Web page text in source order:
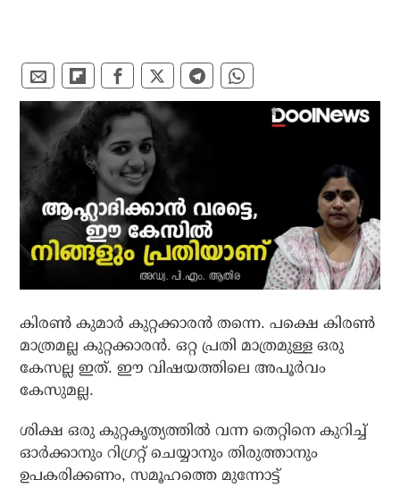
കിരണ്‍ കുമാര്‍ കുറ്റക്കാരന്‍ തന്നെ. പക്ഷെ കിരണ്‍
മാത്രമല്ല കുറ്റക്കാരന്‍. ഒറ്റ പ്രതി മാത്രമുള്ള ഒരു
കേസല്ല ഇത്. ഈ വിഷയത്തിലെ അപൂര്‍വം
കേസുമല്ല.
ശിക്ഷ ഒരു കുറ്റകൃത്യത്തില്‍ വന്ന തെറ്റിനെ കുറിച്ച്
ഓര്‍ക്കാനും റിഗ്രറ്റ് ചെയ്യാനും തിരുത്താനും
ഉപകരിക്കണം, സമൂഹത്തെ മുന്നോട്ട്